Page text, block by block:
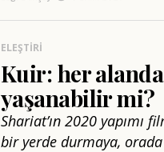
ELEŞTIRI
Kuir: her
yaşanabilir mi?
Shariat’ın 2020 yapımı
bir yerde durmaya,